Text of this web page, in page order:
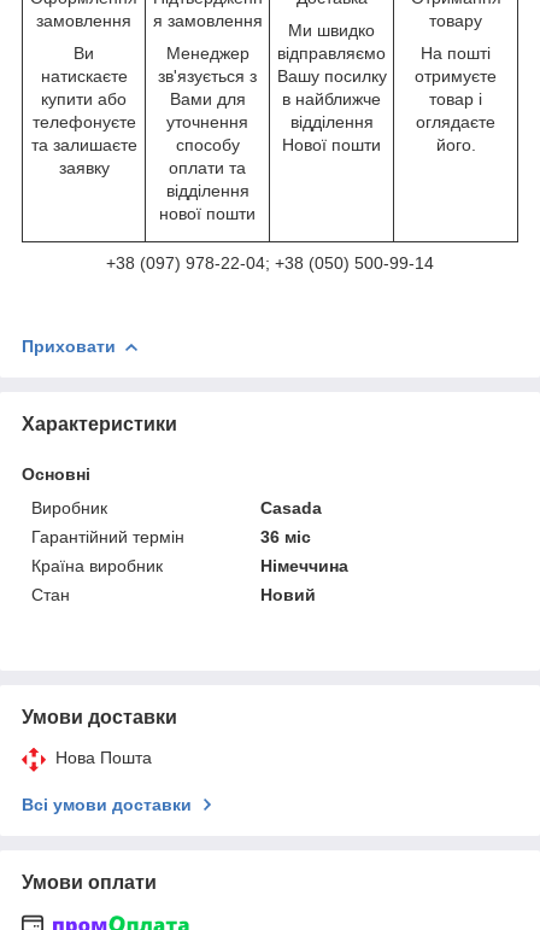
замовлення
Ви
натискаєте
купити або
телефонуєте
та залишаєте
заявку
я замовлення
Менеджер
зв'язується з
Вами для
уточнення
способу
оплати та
відділення
нової пошти
Ми швидко
відправляємо
Вашу посилку
в найближче
відділення
Нової пошти
товару
На пошті
отримуєте
товар і
оглядаєте
його.
+38 (097) 978-22-04; +38 (050) 500-99-14
Приховати
Характеристики
Основні
Виробник
Casada
Гарантійний термін
36 міс
Країна виробник
Німеччина
Стан
Новий
Умови доставки
Нова Пошта
Всі умови доставки
Умови оплати